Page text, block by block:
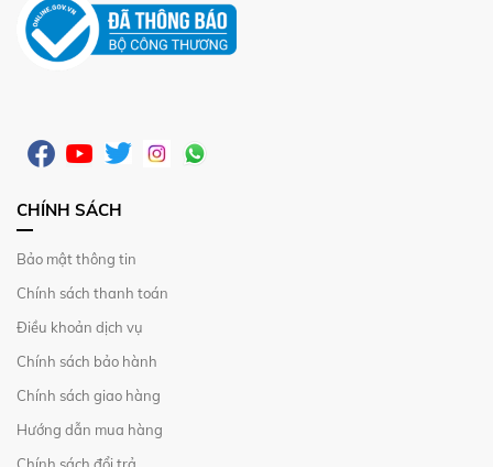
CHÍNH SÁCH
Bảo mật thông tin
Chính sách thanh toán
Điều khoản dịch vụ
Chính sách bảo hành
Chính sách giao hàng
Hướng dẫn mua hàng
Chính sách đổi trả